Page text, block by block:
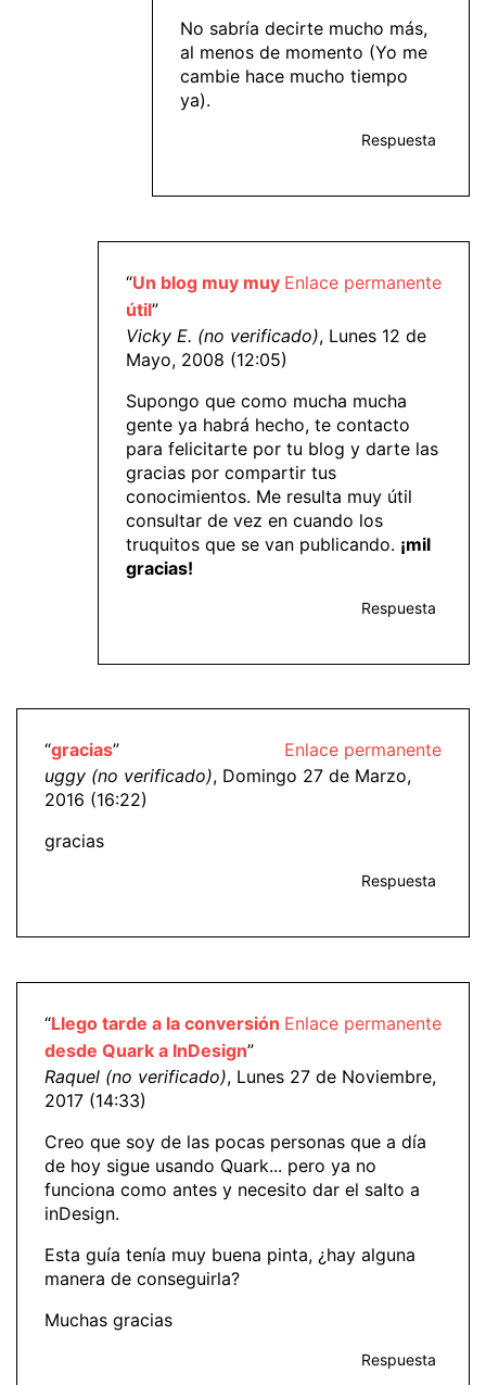
No sabría decirte mucho más,
al menos de momento (Yo me
cambie hace mucho tiempo
ya).
Respuesta
Enlace permanente
“Un blog muy muy
útil”
Vicky E. (no verificado), Lunes 12 de
Mayo, 2008 (12:05)
Supongo que como mucha mucha
gente ya habrá hecho, te contacto
para felicitarte por tu blog y darte las
gracias por compartir tus
conocimientos. Me resulta muy útil
consultar de vez en cuando los
truquitos que se van publicando. ¡mil
gracias!
Respuesta
Enlace permanente
“gracias”
uggy (no verificado), Domingo 27 de Marzo,
2016 (16:22)
gracias
Respuesta
Enlace permanente
“Llego tarde a la conversión
desde Quark a InDesign”
Raquel (no verificado), Lunes 27 de Noviembre,
2017 (14:33)
Creo que soy de las pocas personas que a día
de hoy sigue usando Quark... pero ya no
funciona como antes y necesito dar el salto a
inDesign.
Esta guía tenía muy buena pinta, ¿hay alguna
manera de conseguirla?
Muchas gracias
Respuesta